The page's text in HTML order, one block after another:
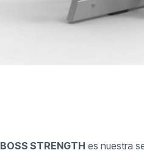
BOSS STRENGTH es nuestra